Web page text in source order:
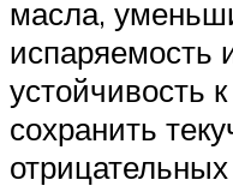
масла,
испаряемость
устойчивость
сохранить